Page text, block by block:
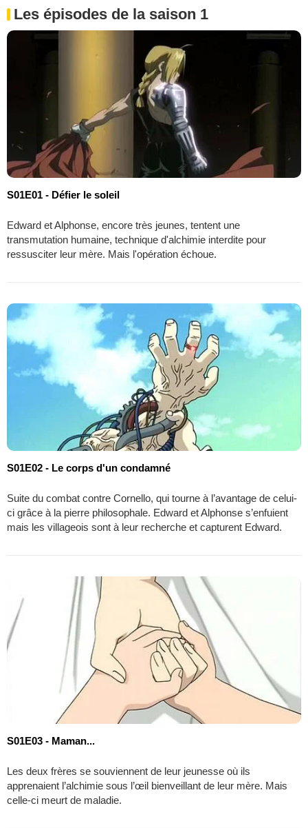
Les épisodes de la saison 1
S01E01 - Défier le soleil
Edward et Alphonse, encore très jeunes, tentent une
transmutation humaine, technique d'alchimie interdite pour
ressusciter leur mère. Mais l'opération échoue.
S01E02 - Le corps d'un condamné
Suite du combat contre Cornello, qui tourne à l’avantage de celui-
ci grâce à la pierre philosophale. Edward et Alphonse s’enfuient
mais les villageois sont à leur recherche et capturent Edward.
S01E03 - Maman...
Les deux frères se souviennent de leur jeunesse où ils
apprenaient l’alchimie sous l’œil bienveillant de leur mère. Mais
celle-ci meurt de maladie.